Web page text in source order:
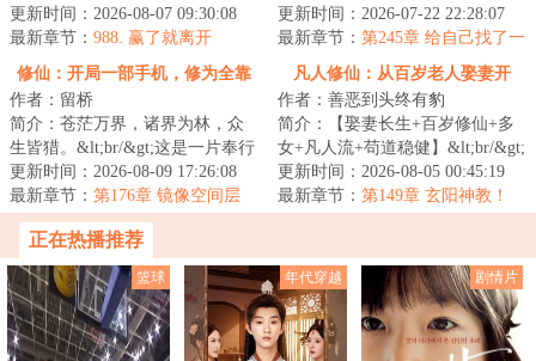
部混沌功法，能够修炼混沌功法
的都是有大气运...
更新时间：2026-08-07 09:30:08
最新章节： 988. 赢了就离开
到恩师寄人篱下，还在饱经苦难
的他，毅然决然的...
更新时间：2026-07-22 22:28:07
最新章节： 第245章 给自己找了一
个风水宝地
修仙：开局一部手机，修为全靠
作者：留桥
简介：苍茫万界，诸界为林，众
生皆猎。&lt;br/&gt;这是一片奉行
黑暗森林法则的残酷修真天地资
源枯竭，猜...
更新时间：2026-08-09 17:26:08
最新章节： 第176章 镜像空间层
凡人修仙：从百岁老人娶妻开
始！
作者：善恶到头终有豹
简介：【娶妻长生+百岁修仙+多
女+凡人流+苟道稳健】&lt;br/&gt;
八十年前，穿越而来的林寻拜入
仙宗，奈何...
更新时间：2026-08-05 00:45:19
最新章节： 第149章 玄阳神教！
正在热播推荐
篮球 年代穿越 剧情片